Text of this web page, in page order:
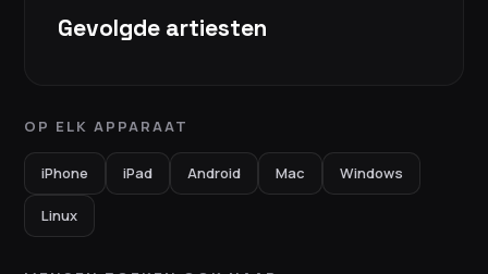
Gevolgde artiesten
OP ELK APPARAAT
iPhone iPad Android Mac Windows
Linux